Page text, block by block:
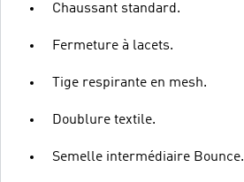
Chaussant standard.
Fermeture à lacets.
Tige respirante en mesh.
Doublure textile.
Semelle intermédiaire Bounce.